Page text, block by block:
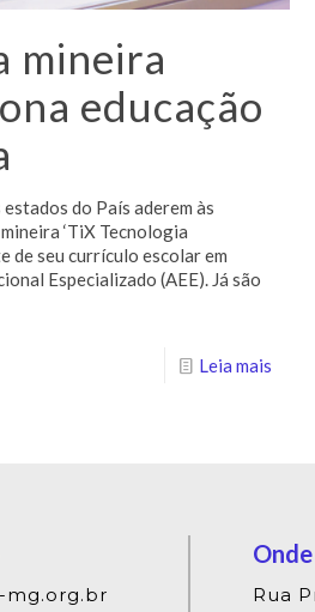
mineira
educação
do País aderem às
‘TiX Tecnologia
de seu currículo escolar em
Especializado (AEE). Já são
Leia mais
mg.org.br Rua